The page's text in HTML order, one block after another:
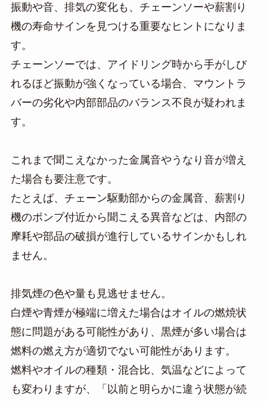
振動や音、排気の変化も、チェーンソーや薪割り
機の寿命サインを見つける重要なヒントになりま
す。
チェーンソーでは、アイドリング時から手がしび
れるほど振動が強くなっている場合、マウントラ
バーの劣化や内部部品のバランス不良が疑われま
す。
これまで聞こえなかった金属音やうなり音が増え
た場合も要注意です。
たとえば、チェーン駆動部からの金属音、薪割り
機のポンプ付近から聞こえる異音などは、内部の
摩耗や部品の破損が進行しているサインかもしれ
ません。
排気煙の色や量も見逃せません。
白煙や青煙が極端に増えた場合はオイルの燃焼状
態に問題がある可能性があり、黒煙が多い場合は
燃料の燃え方が適切でない可能性があります。
燃料やオイルの種類・混合比、気温などによって
も変わりますが、「以前と明らかに違う状態が続